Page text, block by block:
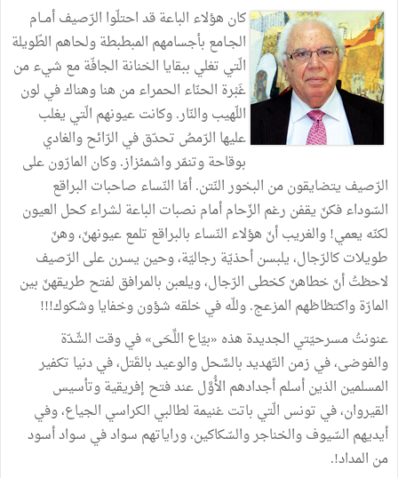
كان هؤلاء الباعةقداحتلّوا الرّصيفأمــام
الجـامع بأجسامهم المبطبطةولحاهم الطّويلة
الّتي تغلي ببقايا الخنانة الجافّةمع شيءمن
غَبْرة الحنّاء الحمراءمن هناوهناكفي لون
اللّهيبوالنّار.وكانتعيونهم الّتي يغلب
عليها الرّمصُ تحدّقفي الرّائحوالغادي
بوقاحةوتنمّرواشمئزاز.وكان المارّونعلى
الرّصيف يتضايقونمن البخورالنّتن.أمّا النّساء صاحبات البراقع
السّوداءفكنّ يقفن رغم الزّحامأمام نصبات الباعة لشراءكحل العيون
لكنّه يعمي!والغريبأنّ هؤلاء النّساء بالبراقع تلمععيونهنّ،وهنّ
طويلاتكالرّجال،يلبسنأحذيّة رجاليّة،وحين يسرنعلى الرّصيف
لاحظتُأنّخطاهنّكخطى الرّجال،ويلعبن بالمرافق لفتح طريقهنّ بين
المارّةواكتظاظهم المزعج.وللّهفيخلقه شؤونوخفاياوشكوك!!!
عنونتُمسرحيّتي الجديدة هذه «بيّاع اللِّحَى»فيوقت الشّدّة
والفوضى،في زمن التّهديدبالسَّحلوالوعيدبالقَتل،فيدنيا تكفير
المسلمين الذينأسلمأجدادهم الأُوَّلعندفتح إفريقيةوتأسيس
القيروان،في تونس الّتي باتتغنيمة لطالبي الكراسي الجياع،وفي
أيديهم السّيوفوالخناجروالسّكاكين،وراياتهم سوادفي سوادأسود
من المداد!.